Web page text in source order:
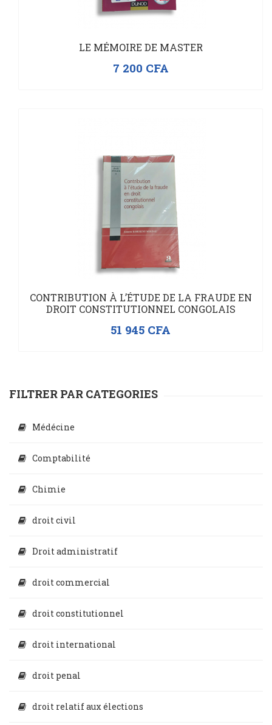
LE MÉMOIRE DE MASTER
7 200 CFA
CONTRIBUTION À L’ÉTUDE DE LA FRAUDE EN
DROIT CONSTITUTIONNEL CONGOLAIS
51 945 CFA
FILTRER PAR CATEGORIES
Médécine
Comptabilité
Chimie
droit civil
Droit administratif
droit commercial
droit constitutionnel
droit international
droit penal
droit relatif aux élections